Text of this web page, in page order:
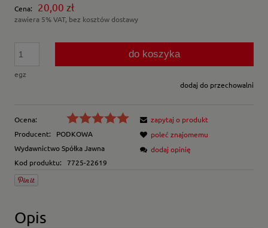
Cena: 20,00 zł
zawiera 5% VAT, bez kosztów dostawy
egz
do koszyka
dodaj do przechowalni
Ocena:
Producent:
PODKOWA
Wydawnictwo Spółka Jawna
Kod produktu:
7725-22619
zapytaj o produkt
poleć znajomemu
dodaj opinię
Opis